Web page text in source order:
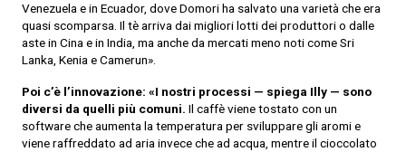
Venezuela e in Ecuador, dove Domori ha salvato una varietà che era
quasi scomparsa. Il tè arriva dai migliori lotti dei produttori o dalle
aste in Cina e in India, ma anche da mercati meno noti come Sri
Lanka, Kenia e Camerun».
Poi c’è l’innovazione: «I nostri processi — spiega Illy — sono
diversi da quelli più comuni. Il caffè viene tostato con un
software che aumenta la temperatura per sviluppare gli aromi e
viene raffreddato ad aria invece che ad acqua, mentre il cioccolato